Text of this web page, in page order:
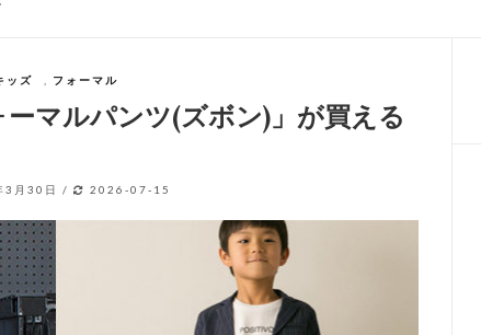
ッズ フォーマル
マルパンツ(ズボン)」が買える
3月30日 / 2026-07-15